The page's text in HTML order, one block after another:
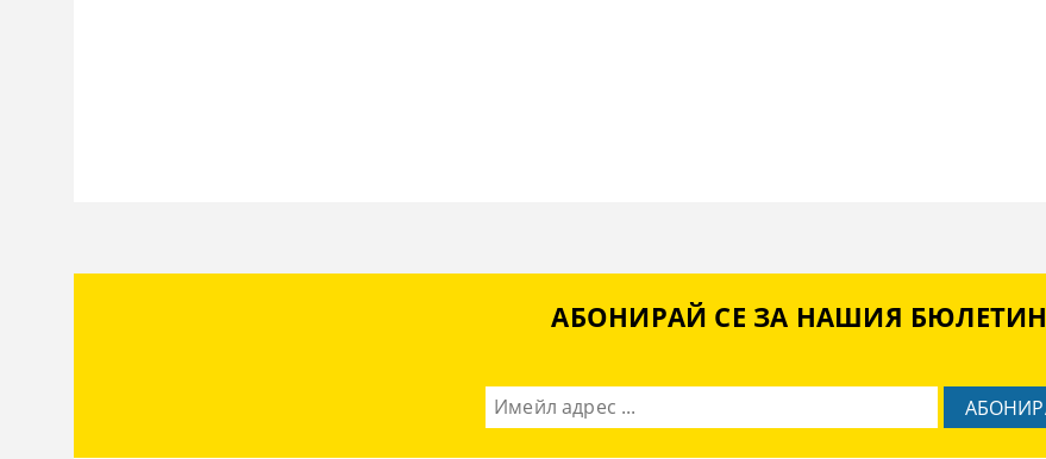
АБОНИРАЙ СЕ ЗА НАШИЯ БЮЛЕТИН